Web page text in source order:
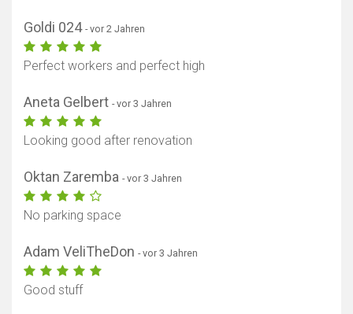
Karte anzeigen
Goldi 024 - vor 2 Jahren
Perfect workers and perfect high
Aneta Gelbert - vor 3 Jahren
Looking good after renovation
Oktan Zaremba - vor 3 Jahren
No parking space
Adam VeliTheDon - vor 3 Jahren
Good stuff